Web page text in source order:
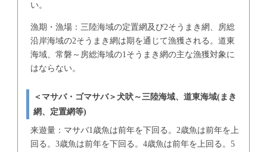
い。
漁期・漁場：三陸海域の定置網及び2そうまき網、房総
沿岸海域の2そうまき網は期を通じて漁獲される。道東
海域、常磐～房総海域の1そうまき網の主な漁獲対象に
はならない。
＜マサバ・ゴマサバ＞犬吠～三陸海域、道東海域(まき
網、定置網等)
来遊量：マサバ1歳魚は前年を下回る。2歳魚は前年を上
回る。3歳魚は前年を下回る。4歳魚は前年を上回る。5